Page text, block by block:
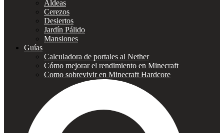
Aldeas
Cerezos
Desiertos
Jardín Pálido
Mansiones
Guías
Calculadora de portales al Nether
Cómo mejorar el rendimiento en Minecraft
Como sobrevivir en Minecraft Hardcore